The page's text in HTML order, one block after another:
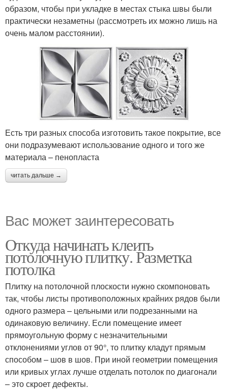
образом, чтобы при укладке в местах стыка швы были
практически незаметны (рассмотреть их можно лишь на
очень малом расстоянии).
Есть три разных способа изготовить такое покрытие, все
они подразумевают использование одного и того же
материала – пенопласта
читать дальше →
Вас может заинтересовать
Откуда начинать клеить
потолочную плитку. Разметка
потолка
Плитку на потолочной плоскости нужно скомпоновать
так, чтобы листы противоположных крайних рядов были
одного размера – цельными или подрезанными на
одинаковую величину. Если помещение имеет
прямоугольную форму с незначительными
отклонениями углов от 90°, то плитку кладут прямым
способом – шов в шов. При иной геометрии помещения
или кривых углах лучше отделать потолок по диагонали
– это скроет дефекты.